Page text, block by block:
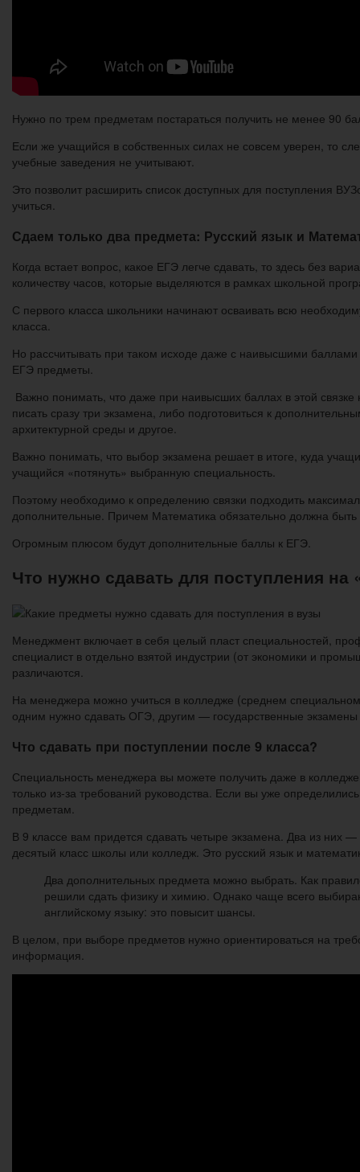
Нужно по трем предметам постараться получить не менее 90
Если же учащийся в собственных силах не совсем уверен, то
учебные заведения не учитывают.
Это позволит расширить список доступных для поступления
учиться.
Сдаем только два предмета: Русский язык и
Когда встает вопрос, какое ЕГЭ легче сдавать, то здесь без
количеству часов, которые выделяются в рамках школьной
С первого класса школьники начинают осваивать всю
класса.
Но рассчитывать при таком исходе даже с наивысшими
ЕГЭ предметы.
Важно понимать, что даже при наивысших баллах в этой
писать сразу три экзамена, либо подготовиться к
архитектурной среды и другое.
Важно понимать, что выбор экзамена решает в итоге, куда
учащийся «потянуть» выбранную специальность.
Поэтому необходимо к определению связки подходить
дополнительные. Причем Математика обязательно должна
Огромным плюсом будут дополнительные баллы к ЕГЭ.
Что нужно сдавать для поступления
Менеджмент включает в себя целый пласт специальностей,
специалист в отдельно взятой индустрии (от экономики и
различаются.
На менеджера можно учиться в колледже (среднем
одним нужно сдавать ОГЭ, другим — государственные
Что сдавать при поступлении после 9 класса?
Специальность менеджера вы можете получить даже в
только из-за требований руководства. Если вы уже
предметам.
В 9 классе вам придется сдавать четыре экзамена. Два из них
десятый класс школы или колледж. Это русский язык и
Два дополнительных предмета можно выбрать. Как
решили сдать физику и химию. Однако чаще всего
английскому языку: это повысит шансы.
В целом, при выборе предметов нужно ориентироваться на
информация.